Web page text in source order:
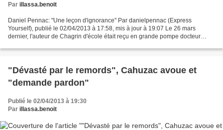
Par illassa.benoit
Daniel Pennac: "Une leçon d'ignorance" Par danielpennac (Express
Yourself), publié le 02/04/2013 à 17:58, mis à jour à 19:07 Le 26 mars
dernier, l'auteur de Chagrin d'école était reçu en grande pompe docteur
"Dévasté par le remords", Cahuzac avoue et
"demande pardon"
Publié le 02/04/2013 à 19:30
Par illassa.benoit